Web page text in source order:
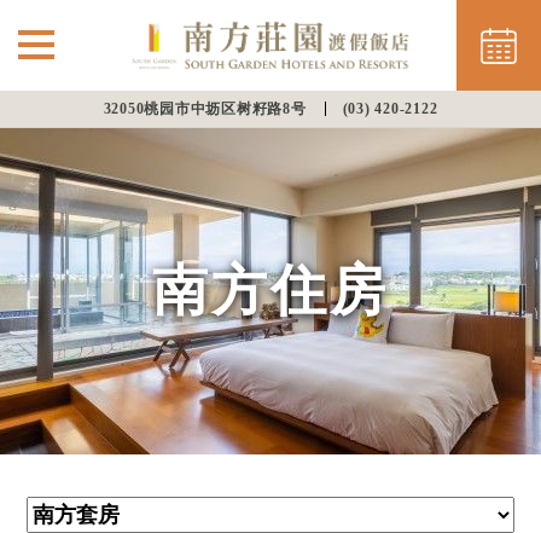
32050桃园市中坜区树籽路8号 (03) 420-2122
最新消息 ⌵
南方住房
餐饮美馔
会议渡假
幸福婚宴
南方住房